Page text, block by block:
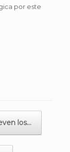
por este
los…